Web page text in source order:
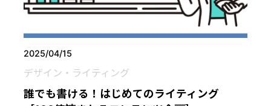
2025/04/15
デザイン・ライティング
誰でも書ける！はじめてのライティング